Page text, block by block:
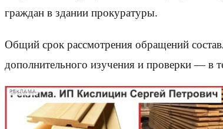
граждан в здании прокуратуры.
Общий срок рассмотрения обращений
дополнительного изучения и проверки — в
РЕКЛАМА